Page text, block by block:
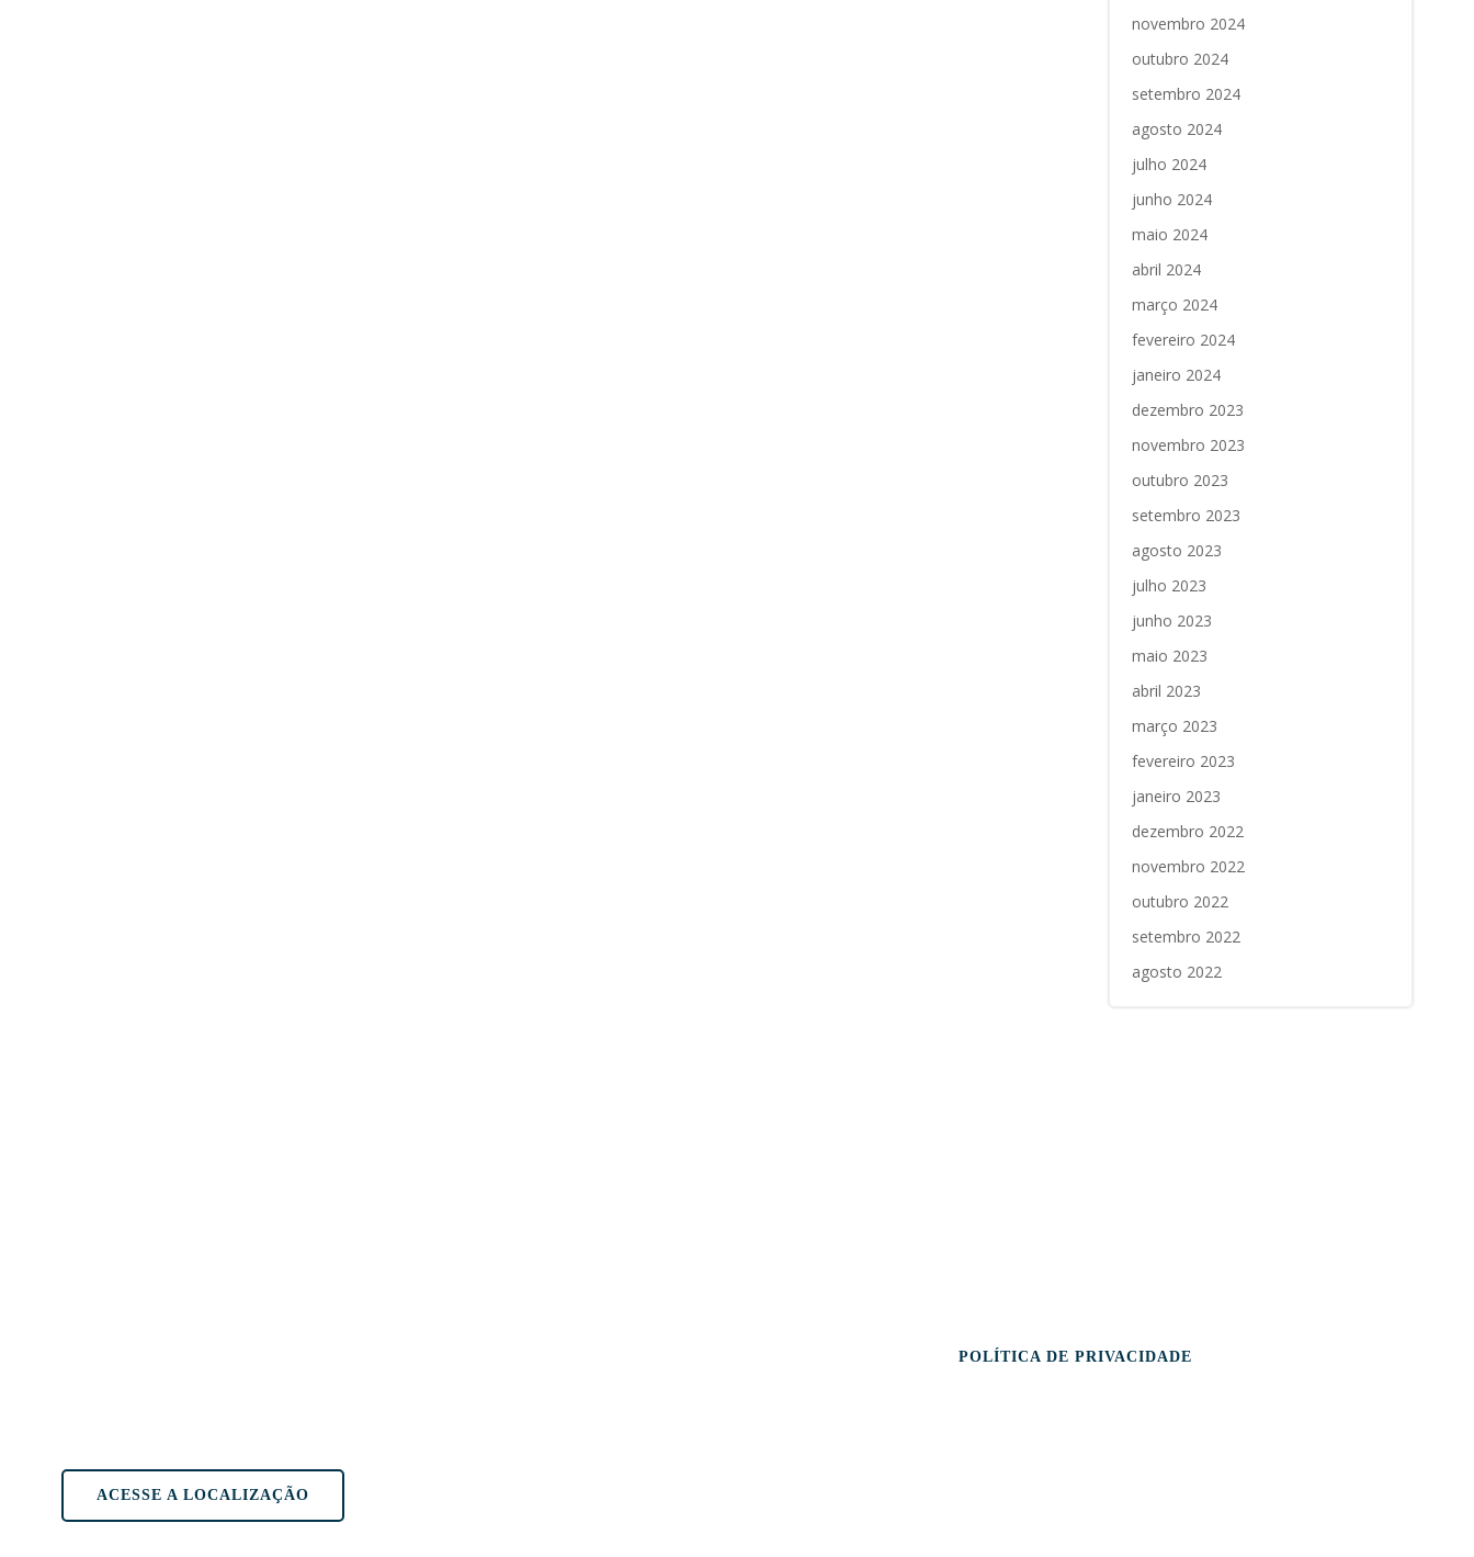
novembro 2024
outubro 2024
setembro 2024
agosto 2024
julho 2024
junho 2024
maio 2024
abril 2024
março 2024
fevereiro 2024
janeiro 2024
dezembro 2023
novembro 2023
outubro 2023
setembro 2023
agosto 2023
julho 2023
junho 2023
maio 2023
abril 2023
março 2023
fevereiro 2023
janeiro 2023
dezembro 2022
novembro 2022
outubro 2022
setembro 2022
agosto 2022
ACESSE A LOCALIZAÇÃO
POLÍTICA DE PRIVACIDADE